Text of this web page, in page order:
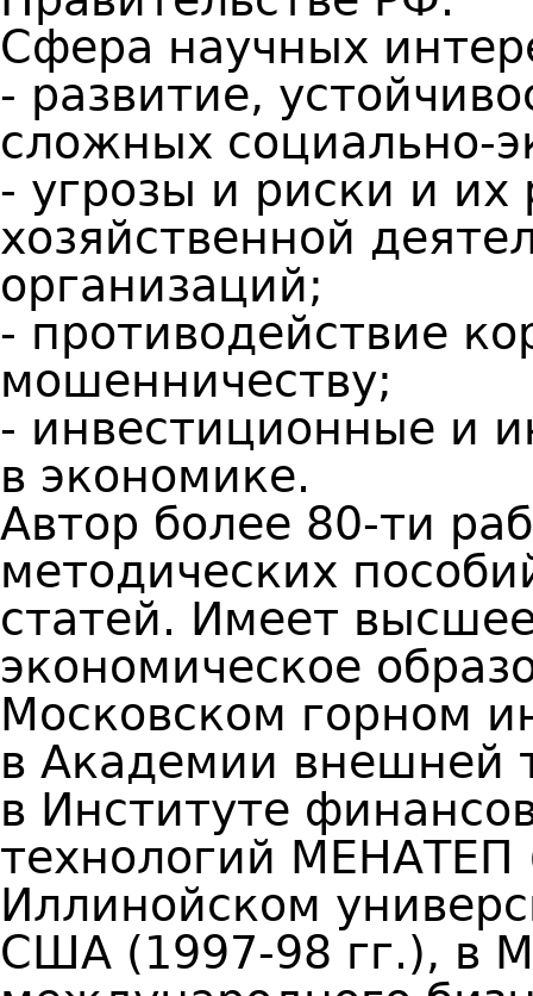
Сфера научных
- развитие,
сложных социально-
- угрозы и риски и их
хозяйственной
организаций;
- противодействие
мошенничеству;
- инвестиционные и
в экономике.
Автор более 80-ти
методических
статей. Имеет
экономическое
Московском горном
в Академии внешней
в Институте
технологий МЕНАТЕП
Иллинойском
США (1997-98 гг.), в